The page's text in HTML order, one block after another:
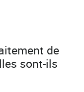
de
sont-ils